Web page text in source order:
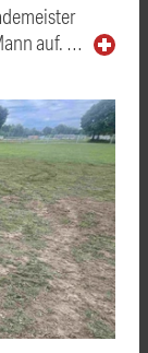
auf. …